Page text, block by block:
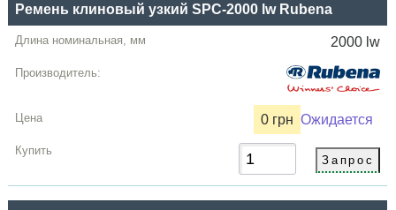
Ремень клиновый узкий SPC-2000 lw Rubena
2000 lw
0 грн Ожидается